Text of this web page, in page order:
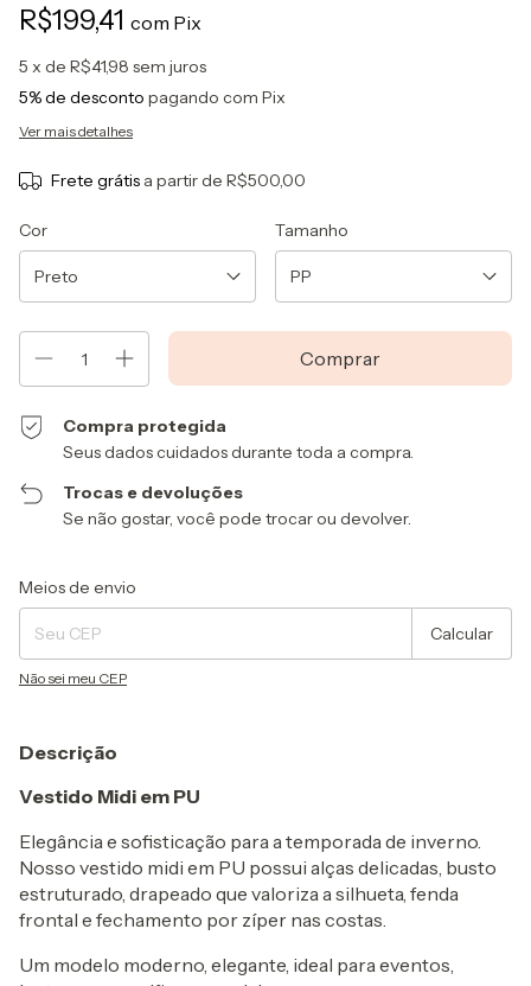
R$199,41 com Pix
5 x de R$41,98 sem juros
5% de desconto pagando com Pix
Ver mais detalhes
Frete grátis a partir de R$500,00
Cor Tamanho
Compra protegida
Seus dados cuidados durante toda a compra.
Trocas e devoluções
Se não gostar, você pode trocar ou devolver.
Entregas para o CEP:
Meios de envio
Calcular
Não sei meu CEP
Descrição
Vestido Midi em PU
Elegância e sofisticação para a temporada de inverno.
Nosso vestido midi em PU possui alças delicadas, busto
estruturado, drapeado que valoriza a silhueta, fenda
frontal e fechamento por zíper nas costas.
Um modelo moderno, elegante, ideal para eventos,